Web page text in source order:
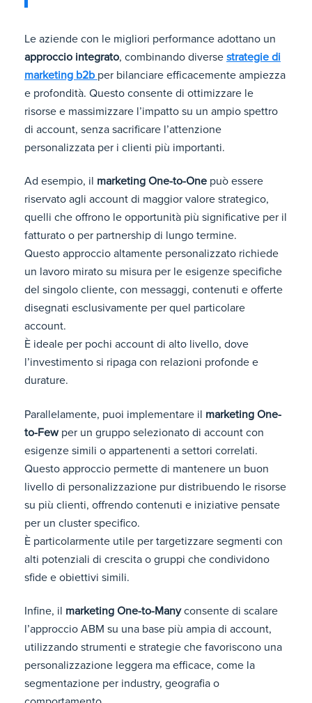
Le aziende con le migliori performance adottano un
approccio integrato, combinando diverse strategie di
marketing b2b per bilanciare efficacemente ampiezza
e profondità. Questo consente di ottimizzare le
risorse e massimizzare l’impatto su un ampio spettro
di account, senza sacrificare l’attenzione
personalizzata per i clienti più importanti.
Ad esempio, il marketing One-to-One può essere
riservato agli account di maggior valore strategico,
quelli che offrono le opportunità più significative per il
fatturato o per partnership di lungo termine.
Questo approccio altamente personalizzato richiede
un lavoro mirato su misura per le esigenze specifiche
del singolo cliente, con messaggi, contenuti e offerte
disegnati esclusivamente per quel particolare
account.
È ideale per pochi account di alto livello, dove
l’investimento si ripaga con relazioni profonde e
durature.
Parallelamente, puoi implementare il marketing One-
to-Few per un gruppo selezionato di account con
esigenze simili o appartenenti a settori correlati.
Questo approccio permette di mantenere un buon
livello di personalizzazione pur distribuendo le risorse
su più clienti, offrendo contenuti e iniziative pensate
per un cluster specifico.
È particolarmente utile per targetizzare segmenti con
alti potenziali di crescita o gruppi che condividono
sfide e obiettivi simili.
Infine, il marketing One-to-Manyconsente di scalare
l’approccio ABM su una base più ampia di account,
utilizzando strumenti e strategie che favoriscono una
personalizzazione leggera ma efficace, come la
segmentazione per industry, geografia o